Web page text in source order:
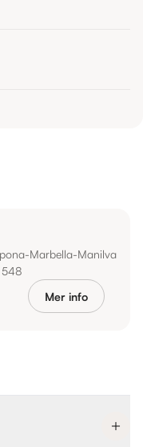
Marbella-Manilva
548
Mer info